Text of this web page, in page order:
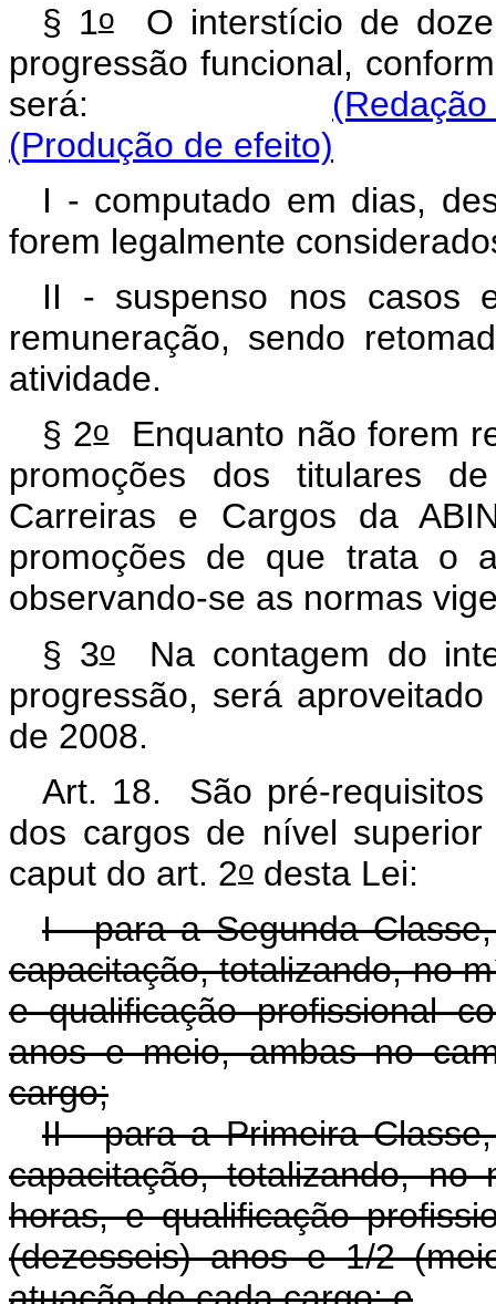
§ 1oO interstício de doze
progressão funcional,
será:
(Produção de efeito)
I - computado em dias,
forem legalmente
II - suspenso nos casos
remuneração, sendo
atividade.
§ 2oEnquanto não forem
promoções dos titulares
Carreiras e Cargos da
promoções de que trata o
observando-se as normas
§ 3oNa contagem do
progressão, será
de 2008.
Art. 18. São pré-requisitos
dos cargos de nível
caput do art. 2o desta Lei:
I - para a Segunda
capacitação, totalizando, no
e qualificação profissional
anos e meio, ambas no
cargo;
II - para a Primeira
capacitação, totalizando,
horas, e qualificação
(dezesseis) anos e 1/2